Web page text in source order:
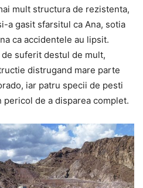
mult structura de rezistenta,
a gasit sfarsitul ca Ana, sotia
ca accidentele au lipsit.
suferit destul de mult,
distrugand mare parte
iar patru specii de pesti
de a disparea complet.